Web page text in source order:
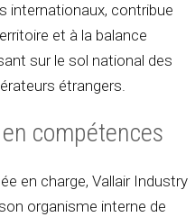
internationaux, contribue
et à la balance
sur le sol national des
étrangers.
compétences
en charge, Vallair Industry
organisme interne de